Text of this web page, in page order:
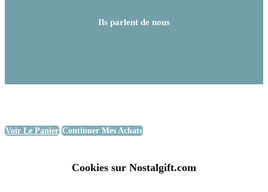
Ils parlent de nous
Voir Le Panier Continuer Mes Achats
Cookies sur Nostalgift.com